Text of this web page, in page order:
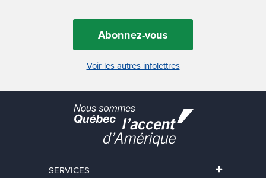
Abonnez-vous
Voir les autres infolettres
SERVICES